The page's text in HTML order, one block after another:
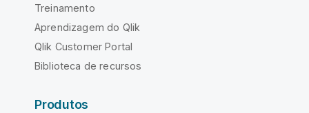
Treinamento
Aprendizagem do Qlik
Qlik Customer Portal
Biblioteca de recursos
Produtos